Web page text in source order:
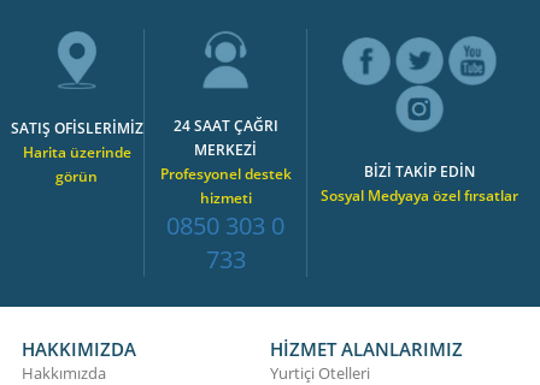
SATIŞ OFİSLERİMİZ
Harita üzerinde
görün
24 SAAT ÇAĞRI
MERKEZİ
Profesyonel destek
hizmeti
0850 303 0
733
BİZİ TAKİP EDİN
Sosyal Medyaya özel fırsatlar
HAKKIMIZDA
Hakkımızda
HİZMET ALANLARIMIZ
Yurtiçi Otelleri